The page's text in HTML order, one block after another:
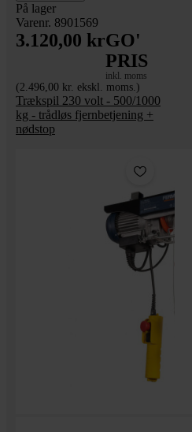
På lager
Varenr. 8901569
3.120,00 krGO'
PRIS
inkl. moms
(2.496,00 kr. ekskl. moms.)
Trækspil 230 volt - 500/1000
kg - trådløs fjernbetjening +
nødstop